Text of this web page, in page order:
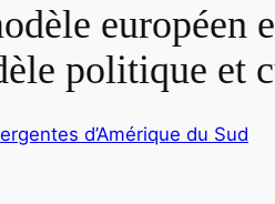
européen
politique et
d’Amérique du Sud